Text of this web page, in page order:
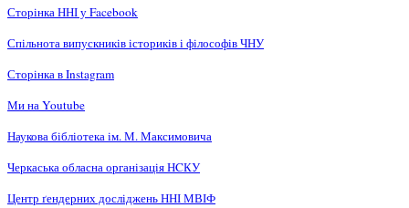
Сторінка ННІ у Facebook
Спільнота випускників істориків і філософів ЧНУ
Сторінка в Instagram
Ми на Youtube
Наукова бібліотека ім. М. Максимовича
Черкаська обласна організація НCКУ
Центр ґендерних досліджень ННІ МВІФ